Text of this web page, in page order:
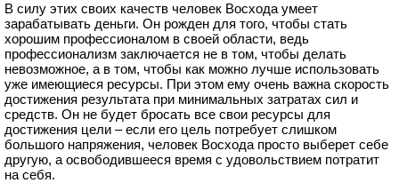
В силу этих своих качеств человек Восхода умеет
зарабатывать деньги. Он рожден для того, чтобы стать
хорошим профессионалом в своей области, ведь
профессионализм заключается не в том, чтобы делать
невозможное, а в том, чтобы как можно лучше использовать
уже имеющиеся ресурсы. При этом ему очень важна скорость
достижения результата при минимальных затратах сил и
средств. Он не будет бросать все свои ресурсы для
достижения цели – если его цель потребует слишком
большого напряжения, человек Восхода просто выберет себе
другую, а освободившееся время с удовольствием потратит
на себя.